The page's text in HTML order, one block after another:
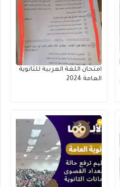
امتحان اللغة العربية للثانوية
العامة 2024